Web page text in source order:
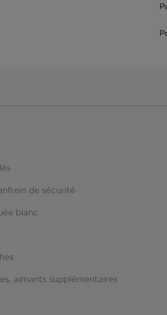
de sécurité
blanc
aimants supplémentaires